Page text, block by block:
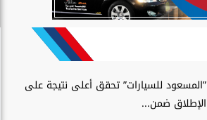
”المسعود للسيارات” تحقق أعلى نتيجة على
الإطلاق ضمن...